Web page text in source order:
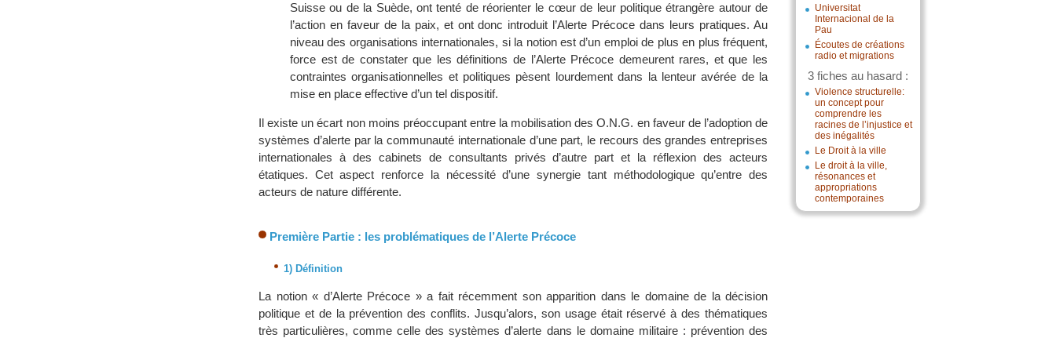
Universitat
Internacional de la
Pau
Écoutes de créations
radio et migrations
3 fiches au hasard :
Violence structurelle:
un concept pour
comprendre les
racines de l’injustice et
des inégalités
Le Droit à la ville
Le droit à la ville,
résonances et
appropriations
contemporaines
Suisse ou de la Suède, ont tenté de réorienter le cœur de leur politique étrangère autour de
l’action en faveur de la paix, et ont donc introduit l’Alerte Précoce dans leurs pratiques. Au
niveau des organisations internationales, si la notion est d’un emploi de plus en plus fréquent,
force est de constater que les définitions de l’Alerte Précoce demeurent rares, et que les
contraintes organisationnelles et politiques pèsent lourdement dans la lenteur avérée de la
mise en place effective d’un tel dispositif.
Il existe un écart non moins préoccupant entre la mobilisation des O.N.G. en faveur de l’adoption de
systèmes d’alerte par la communauté internationale d’une part, le recours des grandes entreprises
internationales à des cabinets de consultants privés d’autre part et la réflexion des acteurs
étatiques. Cet aspect renforce la nécessité d’une synergie tant méthodologique qu’entre des
acteurs de nature différente.
Première Partie : les problématiques de l’Alerte Précoce
1) Définition
La notion « d’Alerte Précoce » a fait récemment son apparition dans le domaine de la décision
politique et de la prévention des conflits. Jusqu’alors, son usage était réservé à des thématiques
très particulières, comme celle des systèmes d’alerte dans le domaine militaire : prévention des